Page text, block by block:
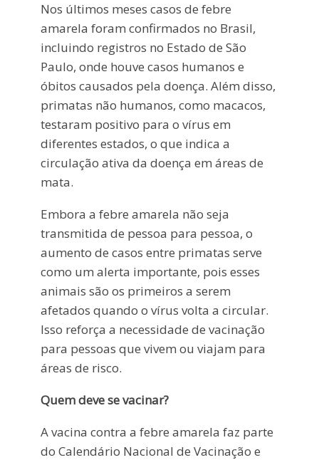
Nos últimos meses casos de febre
amarela foram confirmados no Brasil,
incluindo registros no Estado de São
Paulo, onde houve casos humanos e
óbitos causados pela doença. Além disso,
primatas não humanos, como macacos,
testaram positivo para o vírus em
diferentes estados, o que indica a
circulação ativa da doença em áreas de
mata.
Embora a febre amarela não seja
transmitida de pessoa para pessoa, o
aumento de casos entre primatas serve
como um alerta importante, pois esses
animais são os primeiros a serem
afetados quando o vírus volta a circular.
Isso reforça a necessidade de vacinação
para pessoas que vivem ou viajam para
áreas de risco.
Quem deve se vacinar?
A vacina contra a febre amarela faz parte
do Calendário Nacional de Vacinação e